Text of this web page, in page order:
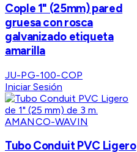
Cople 1" (25mm) pared
gruesa con rosca
galvanizado etiqueta
amarilla
JU-PG-100-COP
Iniciar Sesión
AMANCO-WAVIN
Tubo Conduit PVC Ligero